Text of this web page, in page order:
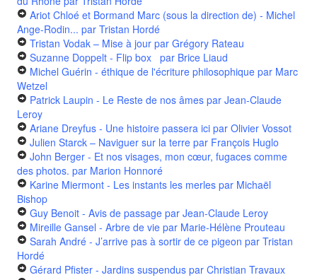
Ariot Chloé et Bormand Marc (sous la direction de) - Michel
Ange-Rodin... par Tristan Hordé
Tristan Vodak – Mise à jour par Grégory Rateau
Suzanne Doppelt - Flip box par Brice Liaud
Michel Guérin - éthique de l'écriture philosophique par Marc
Wetzel
Patrick Laupin - Le Reste de nos âmes par Jean-Claude
Leroy
Ariane Dreyfus - Une histoire passera ici par Olivier Vossot
Julien Starck – Naviguer sur la terre par François Huglo
John Berger - Et nos visages, mon cœur, fugaces comme
des photos. par Marion Honnoré
Karine Miermont - Les instants les merles par Michaël
Bishop
Guy Benoit - Avis de passage par Jean-Claude Leroy
Mireille Gansel - Arbre de vie par Marie-Hélène Prouteau
Sarah André - J’arrive pas à sortir de ce pigeon par Tristan
Hordé
Gérard Pfister - Jardins suspendus par Christian Travaux